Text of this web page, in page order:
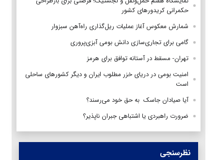
حکمرانی کریدورهای کشور
شمارش معکوس آغاز عملیات ریل‌گذاری راه‌آهن سبزوار
گامی برای تجاری‌سازی دانش بومی آبزی‌پروری
تهران- مسقط در آستانه توافق برای هرمز
امنیت بومی در دریای خزر مطلوب ایران و دیگر کشورهای ساحلی
است
آیا صیادان جاسک به حق خود می‌رسند؟
ضرورت راهبردی یا اشتباهی جبران ناپذیر؟
نظرسنجی